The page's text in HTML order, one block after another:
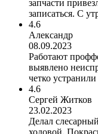
запчасти
записаться. С
4.6
Александр
08.09.2023
Работают
выявлено
четко
4.6
Сергей Житков
23.02.2023
Делал